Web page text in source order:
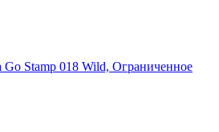
Go Stamp 018 Wild, Ограниченное